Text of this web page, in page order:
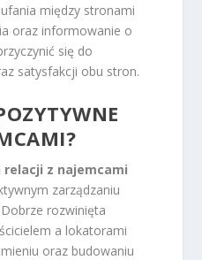
między stronami
oraz informowanie o
się do
satysfakcji obu stron.
z najemcami
zarządzaniu
rozwinięta
a lokatorami
oraz budowaniu